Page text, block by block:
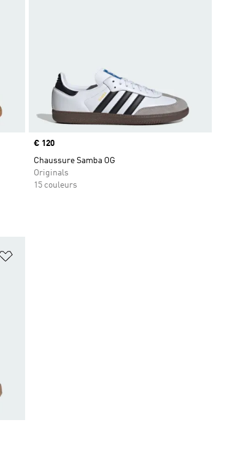
Prix
€ 120
Chaussure Samba OG
Originals
15 couleurs